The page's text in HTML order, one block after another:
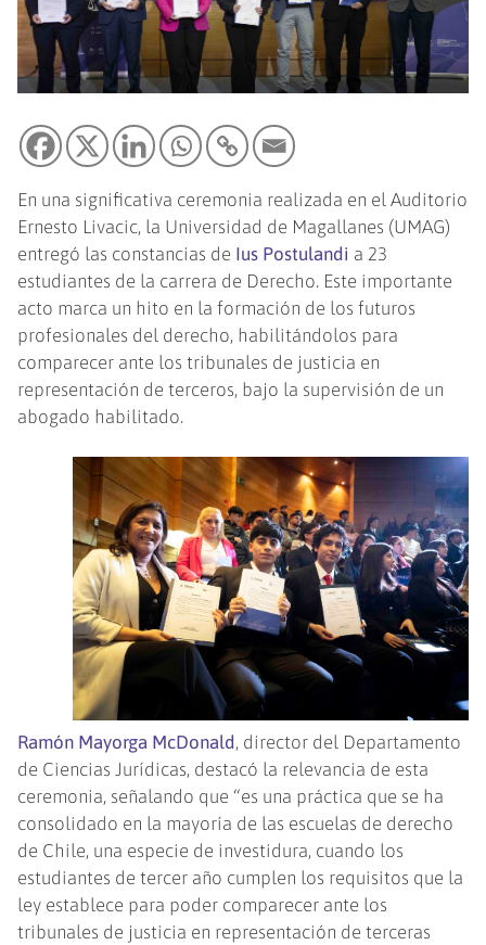
En una significativa ceremonia realizada en el Auditorio
Ernesto Livacic, la Universidad de Magallanes (UMAG)
entregó las constancias de Ius Postulandi a 23
estudiantes de la carrera de Derecho. Este importante
acto marca un hito en la formación de los futuros
profesionales del derecho, habilitándolos para
comparecer ante los tribunales de justicia en
representación de terceros, bajo la supervisión de un
abogado habilitado.
Ramón Mayorga McDonald, director del Departamento
de Ciencias Jurídicas, destacó la relevancia de esta
ceremonia, señalando que “es una práctica que se ha
consolidado en la mayoría de las escuelas de derecho
de Chile, una especie de investidura, cuando los
estudiantes de tercer año cumplen los requisitos que la
ley establece para poder comparecer ante los
tribunales de justicia en representación de terceras